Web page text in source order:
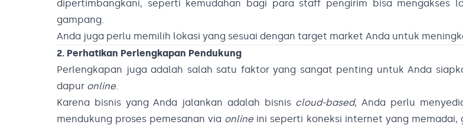
dipertimbangkani, seperti kemudahan bagi para staff pengirim bisa mengakses
gampang.
Anda juga perlu memilih lokasi yang sesuai dengan target market Anda untuk
2. Perhatikan Perlengkapan Pendukung
Perlengkapan juga adalah salah satu faktor yang sangat penting untuk Anda
dapur online.
Karena bisnis yang Anda jalankan adalah bisnis cloud-based, Anda perlu
mendukung proses pemesanan via onlineini seperti koneksi internet yang memadai,